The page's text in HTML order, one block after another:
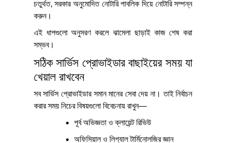
চতুর্থত, সরকার অনুমোদিত নোটারি পাবলিক দিয়ে নোটারি সম্পন্ন
করুন।
এই ধাপগুলো অনুসরণ করলে ঝামেলা ছাড়াই কাজ শেষ করা
সম্ভব।
সঠিক সার্ভিস প্রোভাইডার বাছাইয়ের সময় যা
খেয়াল রাখবেন
সব সার্ভিস প্রোভাইডার সমান মানের সেবা দেয় না। তাই নির্বাচন
করার সময় নিচের বিষয়গুলো বিবেচনায় রাখুন—
পূর্ব অভিজ্ঞতা ও ক্লায়েন্ট রিভিউ
অফিসিয়াল ও লিগ্যাল টার্মিনোলজির জ্ঞান